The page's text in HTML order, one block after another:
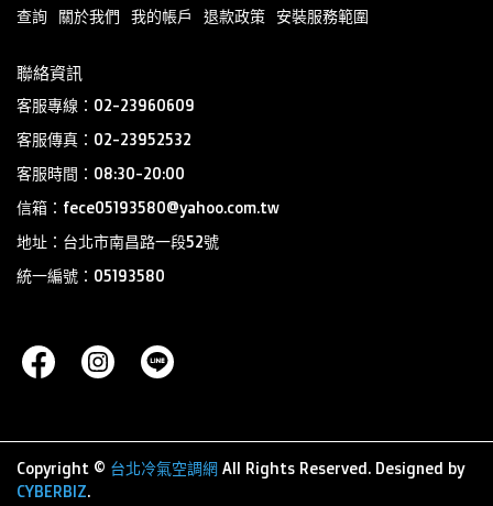
查詢 關於我們 我的帳戶 退款政策 安裝服務範圍
聯絡資訊
客服專線：02-23960609
客服傳真：02-23952532
客服時間：08:30-20:00
信箱：fece05193580@yahoo.com.tw
地址：台北市南昌路一段52號
統一編號：05193580
Copyright © 台北冷氣空調網 All Rights Reserved. Designed by
CYBERBIZ.